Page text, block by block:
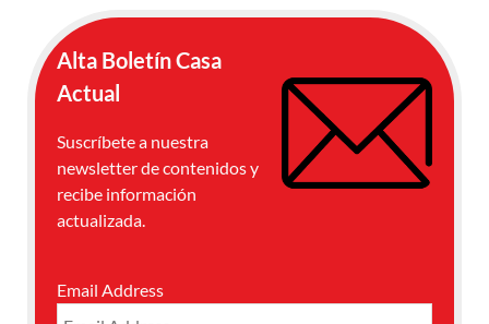
Alta Boletín Casa
Actual
Suscríbete a nuestra
newsletter de contenidos y
recibe información
actualizada.
Email Address